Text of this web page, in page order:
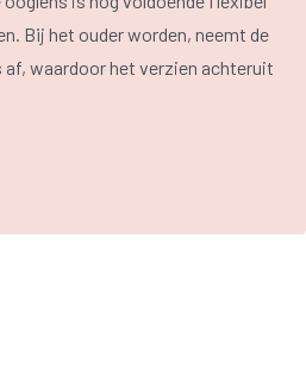
Bij het ouder worden, neemt de
waardoor het verzien achteruit